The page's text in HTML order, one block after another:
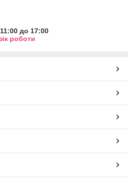
до 17:00
роботи